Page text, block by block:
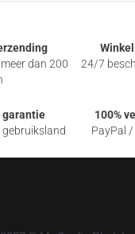
dan 200
24/7
garantie
100%
PayPal